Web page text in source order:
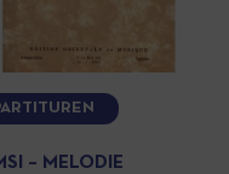
– MELODIE